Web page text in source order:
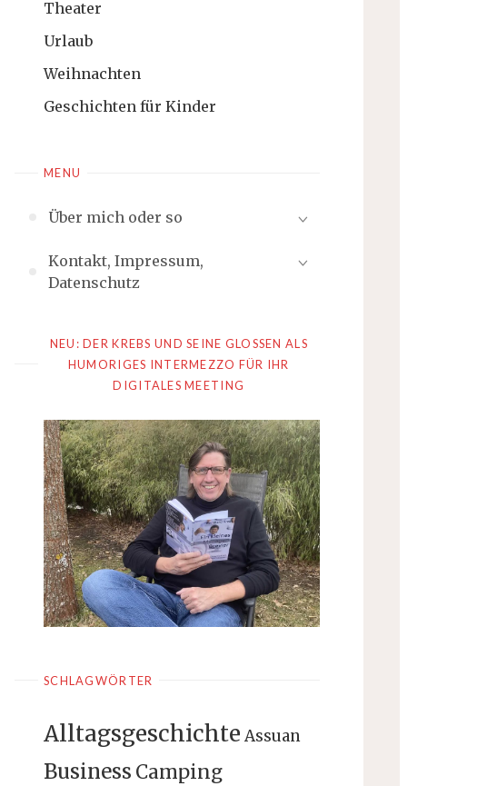
Theater
Urlaub
Weihnachten
Geschichten für Kinder
MENU
Über mich oder so
Kontakt, Impressum,
Datenschutz
NEU: DER KREBS UND SEINE GLOSSEN ALS
HUMORIGES INTERMEZZO FÜR IHR
DIGITALES MEETING
SCHLAGWÖRTER
Alltagsgeschichte Assuan
Business Camping